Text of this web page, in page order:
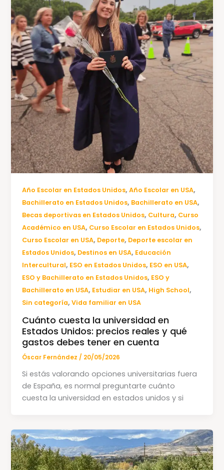
Año Escolar en Estados Unidos,Año Escolar en USA,
Bachillerato en Estados Unidos, Bachillerato en USA,
Becas deportivas en Estados Unidos, Cultura, Curso
Académico en USA, Curso Escolar en Estados Unidos,
Curso Escolar en USA, Deporte, Deporte escolar en
Estados Unidos, Destinos en USA, Educación
Intercultural, ESO en Estados Unidos, ESO en USA,
ESO y Bachillerato en Estados Unidos, ESO y
Bachillerato en USA, Estudiar en USA, High School,
Sin categoría,Vida familiar en USA
Cuánto cuesta la universidad en
Estados Unidos: precios reales y qué
gastos debes tener en cuenta
Óscar Fernández / 20/05/2026
Si estás valorando opciones universitarias fuera
de España, es normal preguntarte cuánto
cuesta la universidad en estados unidos y si